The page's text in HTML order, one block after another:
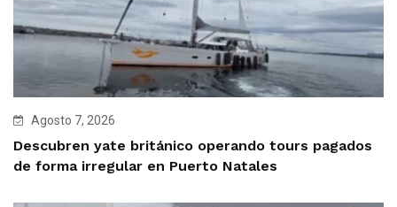
Agosto 7, 2026
Descubren yate británico operando tours pagados
de forma irregular en Puerto Natales